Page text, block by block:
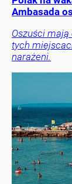
Ambasada
Oszuści
tych
narażeni.